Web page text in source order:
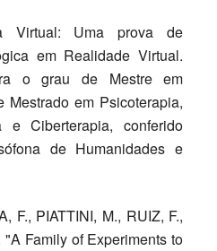
Virtual: Uma prova de
em Realidade Virtual.
o grau de Mestre em
em Psicoterapia,
e Ciberterapia, conferido
de Humanidades e
F., PIATTINI, M., RUIZ, F.,
Family of Experiments to